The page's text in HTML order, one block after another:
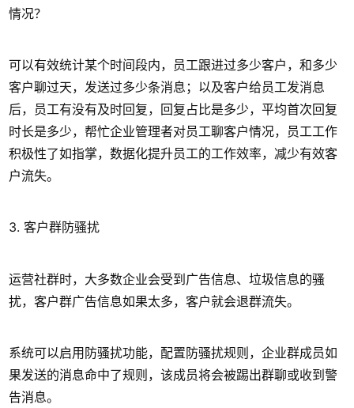
情况？
可以有效统计某个时间段内，员工跟进过多少客户，和多少
客户聊过天，发送过多少条消息；以及客户给员工发消息
后，员工有没有及时回复，回复占比是多少，平均首次回复
时长是多少，帮忙企业管理者对员工聊客户情况，员工工作
积极性了如指掌，数据化提升员工的工作效率，减少有效客
户流失。
3. 客户群防骚扰
运营社群时，大多数企业会受到广告信息、垃圾信息的骚
扰，客户群广告信息如果太多，客户就会退群流失。
系统可以启用防骚扰功能，配置防骚扰规则，企业群成员如
果发送的消息命中了规则，该成员将会被踢出群聊或收到警
告消息。